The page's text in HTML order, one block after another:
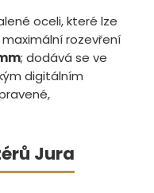
oceli, které lze
rozevření
; dodává se ve
digitálním
Jura